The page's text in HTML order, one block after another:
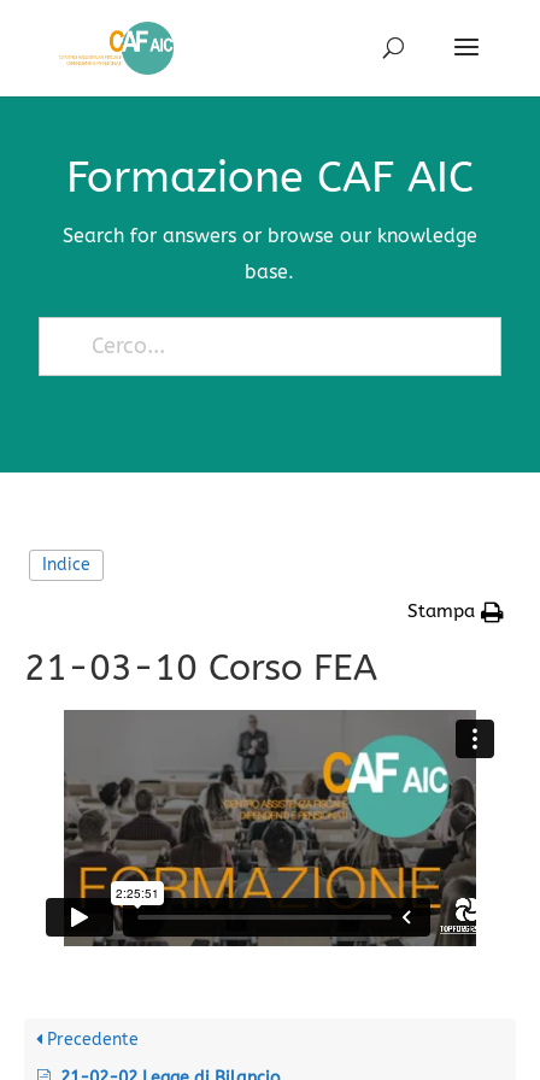
Formazione CAF AIC
Search for answers or browse our knowledge
base.
Indice
Stampa
21-03-10 Corso FEA
Precedente